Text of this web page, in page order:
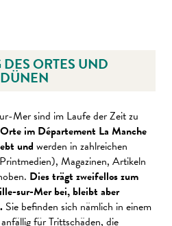
ORTES UND
Mer sind im Laufe der Zeit zu
im Département La Manche
und werden in zahlreichen
Magazinen, Artikeln
Dies trägt zweifellos zum
sur-Mer bei, bleibt aber
Sie befinden sich nämlich in einem
für Trittschäden, die